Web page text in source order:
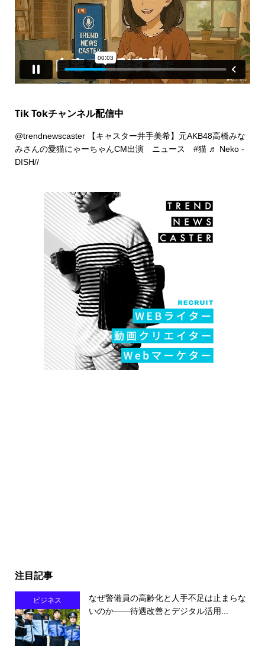
Tik Tokチャンネル配信中
@trendnewscaster【キャスター井手美希】元AKB48高橋みな
みさんの愛猫にゃーちゃんCM出演 ニュース #猫 ♬ Neko -
DISH//
注目記事
ビジネス
なぜ警備員の高齢化と人手不足は止まらな
いのか――待遇改善とデジタル活用...